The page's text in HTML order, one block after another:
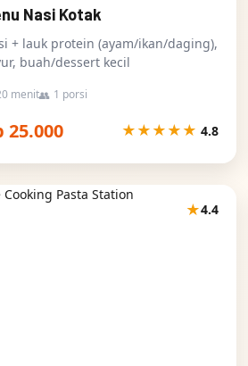
Nasi Kotak
+ lauk protein (ayam/ikan/daging),
buah/dessert kecil
menit👥 1 porsi
25.000 ★★★★★ 4.8
★4.4